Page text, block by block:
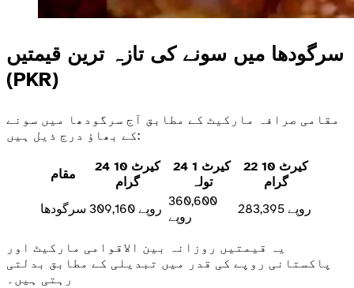
سرگودھا میں سونے کی تازہ ترین قیمتیں
(PKR)
مقامی صرافہ مارکیٹ کے مطابق آج سرگودھا میں سونے
کے بھاؤ درج ذیل ہیں:
مقام
24 کیرٹ 10
گرام
24 کیرٹ 1
تولہ
22 کیرٹ 10
گرام
سرگودھا
309,160 روپے 360,600
روپے
283,395 روپے
یہ قیمتیں روزانہ بین الاقوامی مارکیٹ اور
پاکستانی روپے کی قدر میں تبدیلی کے مطابق بدلتی
رہتی ہیں۔